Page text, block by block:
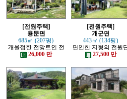
[전원주택]
용문면
685㎡ (207평)
개울접한 전망트인 전
원주택
26,000 만
[전원주택]
개군면
443㎡ (134평)
편안한 지형의 전원
지 내의 주택
27,500 만